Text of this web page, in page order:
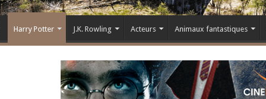
Harry Potter J.K. Rowling Acteurs Animaux fantastiques